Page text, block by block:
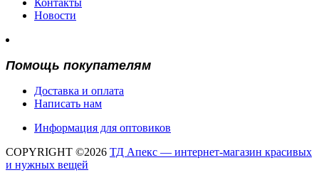
Контакты
Новости
Помощь покупателям
Доставка и оплата
Написать нам
Информация для оптовиков
COPYRIGHT ©2026 ТД Апекс — интернет-магазин красивых
и нужных вещей